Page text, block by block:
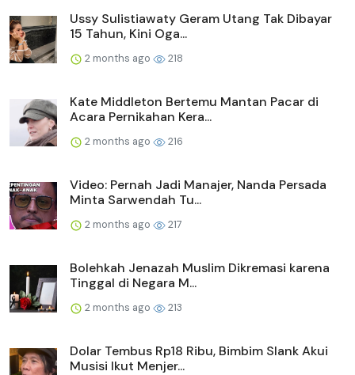
Ussy Sulistiawaty Geram Utang Tak Dibayar
15 Tahun, Kini Oga...
2 months ago 218
Kate Middleton Bertemu Mantan Pacar di
Acara Pernikahan Kera...
2 months ago 216
Video: Pernah Jadi Manajer, Nanda Persada
Minta Sarwendah Tu...
2 months ago 217
Bolehkah Jenazah Muslim Dikremasi karena
Tinggal di Negara M...
2 months ago 213
Dolar Tembus Rp18 Ribu, Bimbim Slank Akui
Musisi Ikut Menjer...